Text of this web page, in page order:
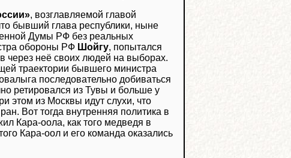
, возглавляемой главой
бывший глава республики, ныне
Думы РФ без реальных
обороны РФ Шойгу, попытался
через неё своих людей на выборах.
траектории бывшего министра
последовательно добиваться
ретировался из Тувы и больше у
этом из Москвы идут слухи, что
Вот тогда внутренняя политика в
Кара-оола, как того медведя в
Кара-оол и его команда оказались